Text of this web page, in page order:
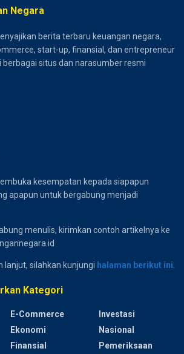
Negara
berita terbaru keuangan negara,
start-up, finansial, dan entrepreneur
situs dan narasumber resmi
kesempatan kepada siapapun
apapun untuk bergabung menjadi
menulis, kirimkan contoh artikelnya ke
lanjut, silahkan kunjungi halaman berikut ini
Kategori
E-Commerce
Ekonomi
Finansial
Investasi
Nasional
Pemeriksaan